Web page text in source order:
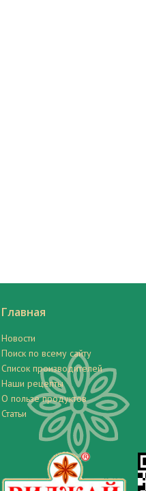
Главная
Новости
Поиск по всему сайту
Список производителей
Наши рецепты
О пользе продуктов
Статьи